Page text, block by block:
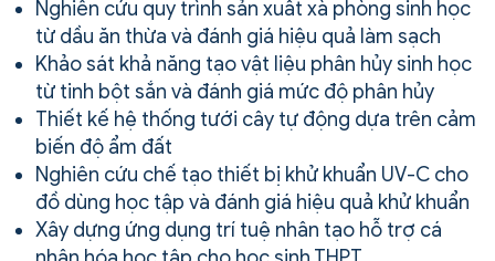
Nghiên cứu quy trình sản xuất xà phòng sinh học
từ dầu ăn thừa và đánh giá hiệu quả làm sạch
Khảo sát khả năng tạo vật liệu phân hủy sinh học
từ tinh bột sắn và đánh giá mức độ phân hủy
Thiết kế hệ thống tưới cây tự động dựa trên cảm
biến độ ẩm đất
Nghiên cứu chế tạo thiết bị khử khuẩn UV-C cho
đồ dùng học tập và đánh giá hiệu quả khử khuẩn
Xây dựng ứng dụng trí tuệ nhân tạo hỗ trợ cá